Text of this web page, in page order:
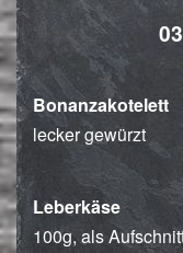
Bonanzakotelett
lecker gewürzt
Leberkäse
100g, als